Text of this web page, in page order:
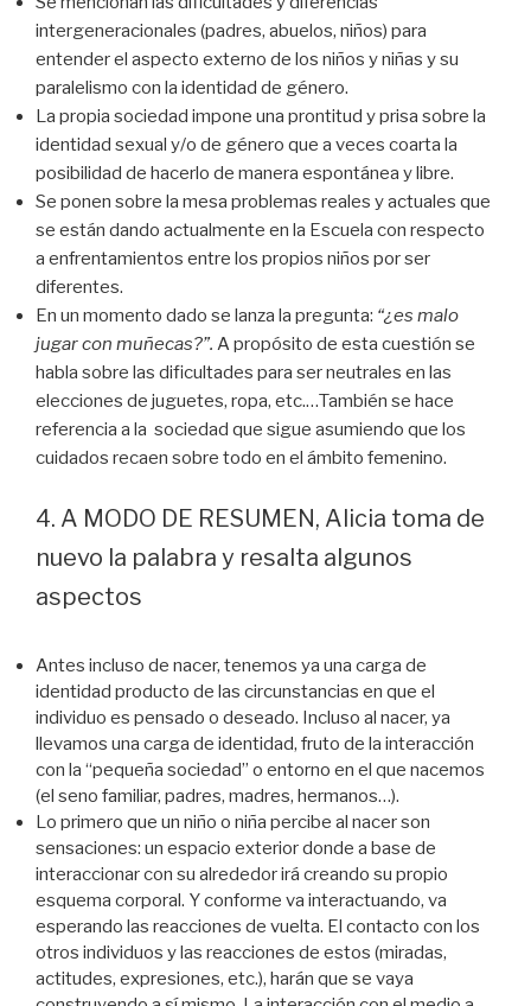
intergeneracionales (padres, abuelos, niños) para
entender el aspecto externo de los niños y niñas y su
paralelismo con la identidad de género.
La propia sociedad impone una prontitud y prisa sobre la
identidad sexual y/o de género que a veces coarta la
posibilidad de hacerlo de manera espontánea y libre.
Se ponen sobre la mesa problemas reales y actuales que
se están dando actualmente en la Escuela con respecto
a enfrentamientos entre los propios niños por ser
diferentes.
En un momento dado se lanza la pregunta: “¿es malo
jugar con muñecas?”. A propósito de esta cuestión se
habla sobre las dificultades para ser neutrales en las
elecciones de juguetes, ropa, etc.…También se hace
referencia a la sociedad que sigue asumiendo que los
cuidados recaen sobre todo en el ámbito femenino.
4. A MODO DE RESUMEN, Alicia toma de
nuevo la palabra y resalta algunos
aspectos
Antes incluso de nacer, tenemos ya una carga de
identidad producto de las circunstancias en que el
individuo es pensado o deseado. Incluso al nacer, ya
llevamos una carga de identidad, fruto de la interacción
con la “pequeña sociedad” o entorno en el que nacemos
(el seno familiar, padres, madres, hermanos…).
Lo primero que un niño o niña percibe al nacer son
sensaciones: un espacio exterior donde a base de
interaccionar con su alrededor irá creando su propio
esquema corporal. Y conforme va interactuando, va
esperando las reacciones de vuelta. El contacto con los
otros individuos y las reacciones de estos (miradas,
actitudes, expresiones, etc.), harán que se vaya